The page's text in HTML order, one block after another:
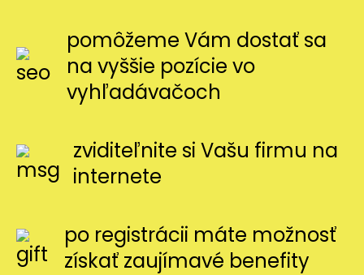
pomôžeme Vám dostať sa
na vyššie pozície vo
vyhľadávačoch
zviditeľnite si Vašu firmu na
internete
po registrácii máte možnosť
získať zaujímavé benefity